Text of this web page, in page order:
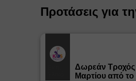
Προτάσεις για
Δωρεάν Tροχός
Μαρτίου από